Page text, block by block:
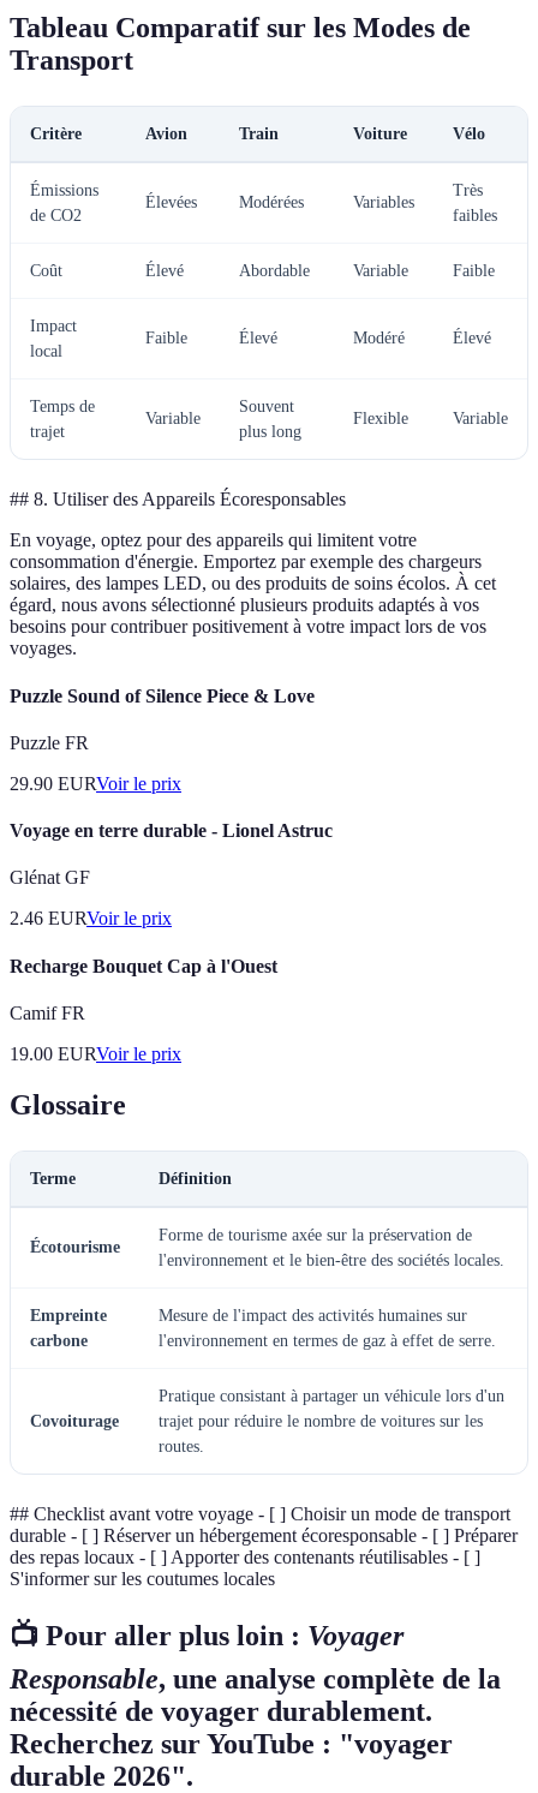
Tableau Comparatif sur les Modes de
Transport
Critère Avion Train Voiture Vélo
Émissions
de CO2
Élevées Modérées Variables
Très
faibles
Coût Élevé Abordable Variable Faible
Impact
local
Faible Élevé Modéré Élevé
Temps de
trajet
Variable
Souvent
plus long
Flexible Variable
## 8. Utiliser des Appareils Écoresponsables
En voyage, optez pour des appareils qui limitent votre
consommation d'énergie. Emportez par exemple des chargeurs
solaires, des lampes LED, ou des produits de soins écolos. À cet
égard, nous avons sélectionné plusieurs produits adaptés à vos
besoins pour contribuer positivement à votre impact lors de vos
voyages.
Puzzle Sound of Silence Piece & Love
Puzzle FR
29.90 EURVoir le prix
Voyage en terre durable - Lionel Astruc
Glénat GF
2.46 EURVoir le prix
Recharge Bouquet Cap à l'Ouest
Camif FR
19.00 EURVoir le prix
Glossaire
Terme Définition
Écotourisme
Forme de tourisme axée sur la préservation de
l'environnement et le bien-être des sociétés locales.
Empreinte
carbone
Mesure de l'impact des activités humaines sur
l'environnement en termes de gaz à effet de serre.
Covoiturage
Pratique consistant à partager un véhicule lors d'un
trajet pour réduire le nombre de voitures sur les
routes.
## Checklist avant votre voyage - [ ] Choisir un mode de transport
durable - [ ] Réserver un hébergement écoresponsable - [ ] Préparer
des repas locaux - [ ] Apporter des contenants réutilisables - [ ]
S'informer sur les coutumes locales
📺 Pour aller plus loin : Voyager
Responsable, une analyse complète de la
nécessité de voyager durablement.
Recherchez sur YouTube : "voyager
durable 2026".